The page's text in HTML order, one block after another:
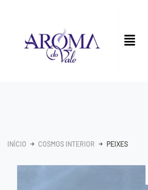
INÍCIO COSMOS INTERIOR PEIXES